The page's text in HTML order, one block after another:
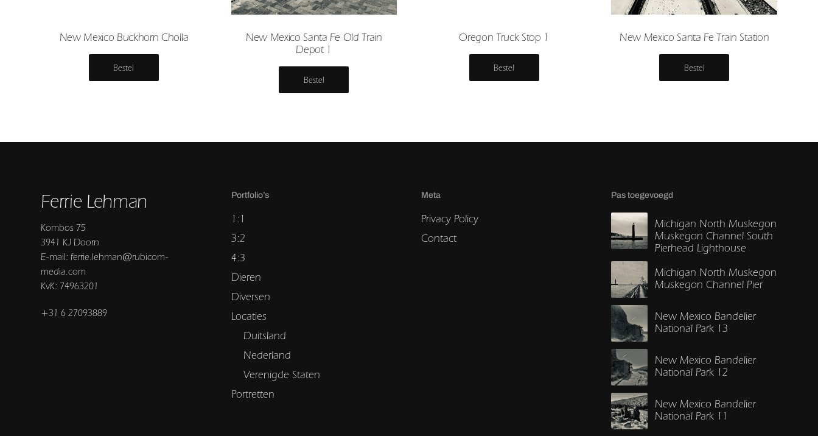
New Mexico Buckhorn Cholla
Bestel
New Mexico Santa Fe Old Train
Depot 1
Bestel
Oregon Truck Stop 1
Bestel
New Mexico Santa Fe Train Station
Bestel
Ferrie Lehman
Kombos 75
3941 KJ Doorn
E-mail: ferrie.lehman@rubicom-
media.com
KvK: 74963201
+31 6 27093889
Portfolio’s
1:1
3:2
4:3
Dieren
Diversen
Locaties
Duitsland
Nederland
Verenigde Staten
Portretten
Meta
Privacy Policy
Contact
Pas toegevoegd
Michigan North Muskegon
Muskegon Channel South
Pierhead Lighthouse
Michigan North Muskegon
Muskegon Channel Pier
New Mexico Bandelier
National Park 13
New Mexico Bandelier
National Park 12
New Mexico Bandelier
National Park 11